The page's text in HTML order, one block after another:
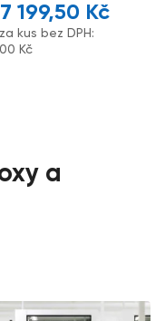
7 199,50 Kč
kus bez DPH:
Kč
a